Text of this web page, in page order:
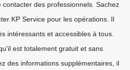
contacter des professionnels. Sachez
KP Service pour les opérations. Il
intéressants et accessibles à tous.
est totalement gratuit et sans
des informations supplémentaires, il